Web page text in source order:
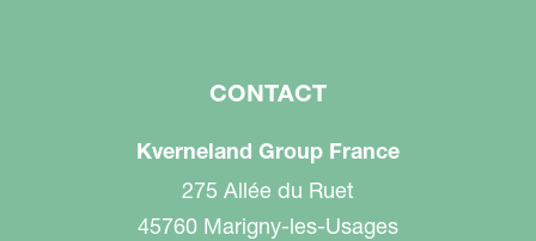
CONTACT
Kverneland Group France
275 Allée du Ruet
45760 Marigny-les-Usages